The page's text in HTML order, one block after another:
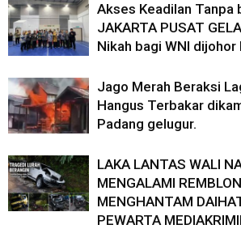
Akses Keadilan Tanpa
JAKARTA PUSAT
Nikah bagi WNI dijohor
Jago Merah Beraksi
Hangus Terbakar
Padang gelugur.
LAKA LANTAS WALI
MENGALAMI
MENGHANTAM
PEWARTA